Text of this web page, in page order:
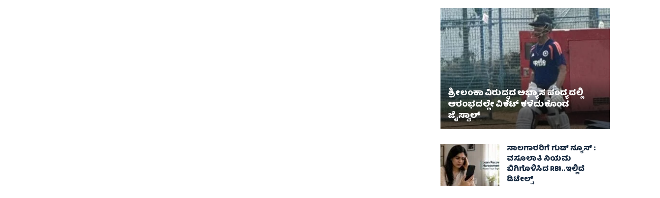
ಶ್ರೀಲಂಕಾ ವಿರುದ್ಧದ ಅಭ್ಯಾಸ ಪಂದ್ಯದಲ್ಲಿ
ಆರಂಭದಲ್ಲೇ ವಿಕೆಟ್ ಕಳೆದುಕೊಂಡ
ಜೈಸ್ವಾಲ್
ಸಾಲಗಾರರಿಗೆ ಗುಡ್ ನ್ಯೂಸ್ :
ವಸೂಲಾತಿ ನಿಯಮ
ಬಿಗಿಗೊಳಿಸಿದ RBI..ಇಲ್ಲಿದೆ
ಡಿಟೇಲ್ಸ್